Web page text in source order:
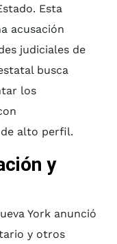
Esta
acusación
judiciales de
busca
los
alto perfil.
y
York anunció
y otros